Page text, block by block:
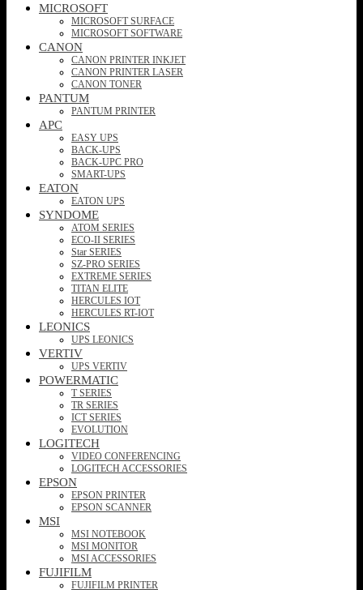
MICROSOFT
MICROSOFT SURFACE
MICROSOFT SOFTWARE
CANON
CANON PRINTER INKJET
CANON PRINTER LASER
CANON TONER
PANTUM
PANTUM PRINTER
APC
EASY UPS
BACK-UPS
BACK-UPC PRO
SMART-UPS
EATON
EATON UPS
SYNDOME
ATOM SERIES
ECO-II SERIES
Star SERIES
SZ-PRO SERIES
EXTREME SERIES
TITAN ELITE
HERCULES IOT
HERCULES RT-IOT
LEONICS
UPS LEONICS
VERTIV
UPS VERTIV
POWERMATIC
T SERIES
TR SERIES
ICT SERIES
EVOLUTION
LOGITECH
VIDEO CONFERENCING
LOGITECH ACCESSORIES
EPSON
EPSON PRINTER
EPSON SCANNER
MSI
MSI NOTEBOOK
MSI MONITOR
MSI ACCESSORIES
FUJIFILM
FUJIFILM PRINTER